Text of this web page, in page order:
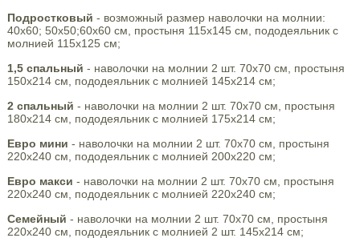
Подростковый - возможный размер наволочки на молнии:
40х60; 50х50;60х60 см, простыня 115х145 см, пододеяльник с
молнией 115х125 см;
1,5 спальный - наволочки на молнии 2 шт. 70х70 см, простыня
150х214 см, пододеяльник с молнией 145х214 см;
2 спальный - наволочки на молнии 2 шт. 70х70 см, простыня
180х214 см, пододеяльник с молнией 175х214 см;
Евро мини - наволочки на молнии 2 шт. 70х70 см, простыня
220х240 см, пододеяльник с молнией 200х220 см;
Евро макси - наволочки на молнии 2 шт. 70х70 см, простыня
220х240 см, пододеяльник с молнией 220х240 см;
Семейный - наволочки на молнии 2 шт. 70х70 см, простыня
220х240 см, пододеяльник с молнией 2 шт. 145х214 см;